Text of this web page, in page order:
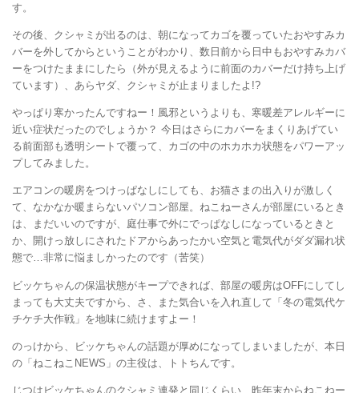
す。
その後、クシャミが出るのは、朝になってカゴを覆っていたおやすみカ
バーを外してからということがわかり、数日前から日中もおやすみカバ
ーをつけたままにしたら（外が見えるように前面のカバーだけ持ち上げ
ています）、あらヤダ、クシャミが止まりましたよ!?
やっぱり寒かったんですねー！風邪というよりも、寒暖差アレルギーに
近い症状だったのでしょうか？ 今日はさらにカバーをまくりあげてい
る前面部も透明シートで覆って、カゴの中のホカホカ状態をパワーアッ
プしてみました。
エアコンの暖房をつけっぱなしにしても、お猫さまの出入りが激しく
て、なかなか暖まらないパソコン部屋。ねこねーさんが部屋にいるとき
は、まだいいのですが、庭仕事で外にでっぱなしになっているときと
か、開けっ放しにされたドアからあったかい空気と電気代がダダ漏れ状
態で…非常に悩ましかったのです（苦笑）
ビッケちゃんの保温状態がキープできれば、部屋の暖房はOFFにしてし
まっても大丈夫ですから、さ、また気合いを入れ直して「冬の電気代ケ
チケチ大作戦」を地味に続けますよー！
のっけから、ビッケちゃんの話題が厚めになってしまいましたが、本日
の「ねこねこNEWS」の主役は、トトちんです。
じつはビッケちゃんのクシャミ連発と同じくらい、昨年末からねこねー